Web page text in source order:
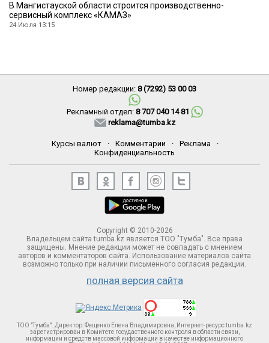
В Мангистауской области строится производственно-
сервисный комплекс «КАМАЗ»
24 Июля 13:15
Номер редакции: 8 (7292) 53 00 03
Рекламный отдел: 8 707 040 14 81
reklama@tumba.kz
Курсы валют · Комментарии · Реклама
·
Конфиденциальность
Copyright © 2010-2026
Владельцем сайта tumba.kz является ТОО "Тумба". Все права
защищены. Мнение редакции может не совпадать с мнением
авторов и комментаторов сайта. Использование материалов сайта
возможно только при наличии письменного согласия редакции.
полная версия сайта
ТОО "Тумба". Директор: Фещенко Елена Владимировна, Интернет-ресурс tumba.kz
зарегистрирован в Комитете госудаственного контроля в области связи,
информации и средств массовой информации в качестве информационного